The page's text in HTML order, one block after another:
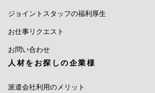
ジョイントスタッフの福利厚生
お仕事リクエスト
お問い合わせ
人材をお探しの企業様
派遣会社利用のメリット